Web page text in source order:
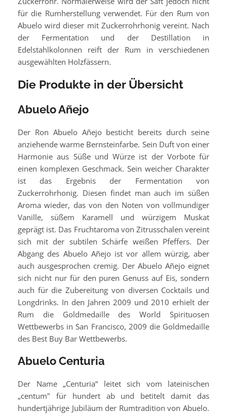
für die Rumherstellung verwendet. Für den Rum von
Abuelo wird dieser mit Zuckerrohrhonig vereint. Nach
der Fermentation und der Destillation in
Edelstahlkolonnen reift der Rum in verschiedenen
ausgewählten Holzfässern.
Die Produkte in der Übersicht
Abuelo Añejo
Der Ron Abuelo Añejo besticht bereits durch seine
anziehende warme Bernsteinfarbe. Sein Duft von einer
Harmonie aus Süße und Würze ist der Vorbote für
einen komplexen Geschmack. Sein weicher Charakter
ist das Ergebnis der Fermentation von
Zuckerrohrhonig. Diesen findet man auch im süßen
Aroma wieder, das von den Noten von vollmundiger
Vanille, süßem Karamell und würzigem Muskat
geprägt ist. Das Fruchtaroma von Zitrusschalen vereint
sich mit der subtilen Schärfe weißen Pfeffers. Der
Abgang des Abuelo Añejo ist vor allem würzig, aber
auch ausgesprochen cremig. Der Abuelo Añejo eignet
sich nicht nur für den puren Genuss auf Eis, sondern
auch für die Zubereitung von diversen Cocktails und
Longdrinks. In den Jahren 2009 und 2010 erhielt der
Rum die Goldmedaille des World Spirituosen
Wettbewerbs in San Francisco, 2009 die Goldmedaille
des Best Buy Bar Wettbewerbs.
Abuelo Centuria
Der Name „Centuria“ leitet sich vom lateinischen
„centum" für hundert ab und betitelt damit das
hundertjährige Jubiläum der Rumtradition von Abuelo.